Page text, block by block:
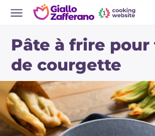
Pâte à frire
de courgette